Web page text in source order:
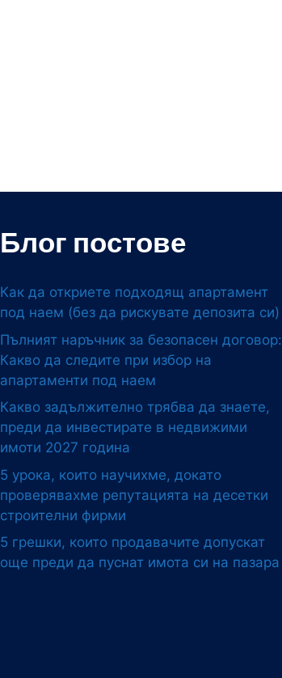
Блог постове
Как да откриете подходящ апартамент
под наем (без да рискувате депозита си)
Пълният наръчник за безопасен договор:
Какво да следите при избор на
апартаменти под наем
Какво задължително трябва да знаете,
преди да инвестирате в недвижими
имоти 2027 година
5 урока, които научихме, докато
проверявахме репутацията на десетки
строителни фирми
5 грешки, които продавачите допускат
още преди да пуснат имота си на пазара